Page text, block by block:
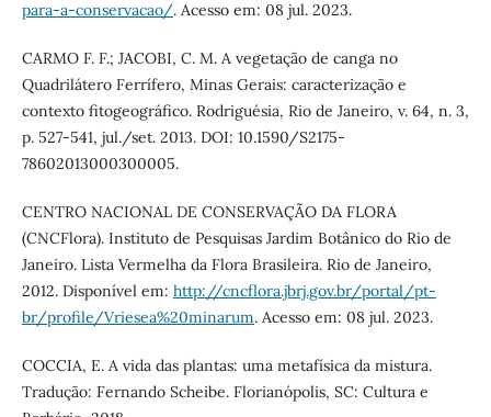
para-a-conservacao/. Acesso em: 08 jul. 2023.
CARMO F. F.; JACOBI, C. M. A vegetação de canga no
Quadrilátero Ferrífero, Minas Gerais: caracterização e
contexto fitogeográfico. Rodriguésia, Rio de Janeiro, v. 64, n. 3,
p. 527-541, jul./set. 2013. DOI: 10.1590/S2175-
78602013000300005.
CENTRO NACIONAL DE CONSERVAÇÃO DA FLORA
(CNCFlora). Instituto de Pesquisas Jardim Botânico do Rio de
Janeiro. Lista Vermelha da Flora Brasileira. Rio de Janeiro,
2012. Disponível em: http://cncflora.jbrj.gov.br/portal/pt-
br/profile/Vriesea%20minarum. Acesso em: 08 jul. 2023.
COCCIA, E. A vida das plantas: uma metafísica da mistura.
Tradução: Fernando Scheibe. Florianópolis, SC: Cultura e